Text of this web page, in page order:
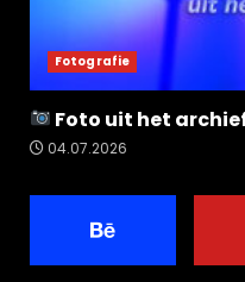
Fotografie
Foto uit het
04.07.2026